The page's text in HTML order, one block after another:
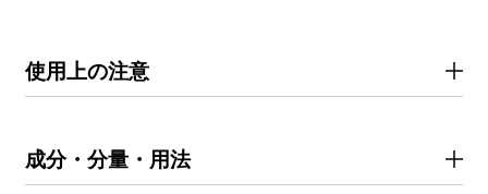
使用上の注意
成分・分量・用法